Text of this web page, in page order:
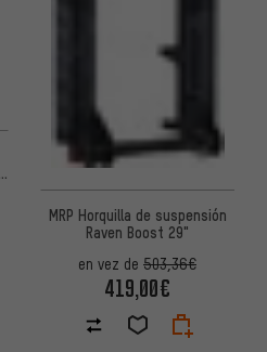
MRP Horquilla de suspensión
Raven Boost 29"
en vez de 503,36€
419,00€